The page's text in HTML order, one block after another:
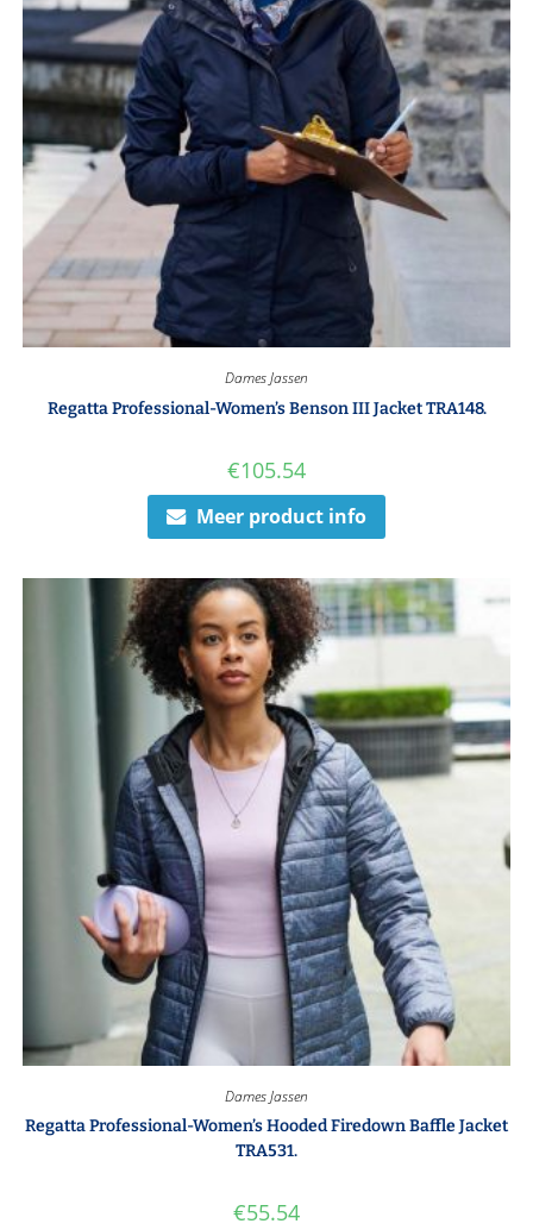
Dames Jassen
Regatta Professional-Women’s Benson III Jacket TRA148.
€105.54
Meer product info
Dames Jassen
Regatta Professional-Women’s Hooded Firedown Baffle Jacket
TRA531.
€55.54